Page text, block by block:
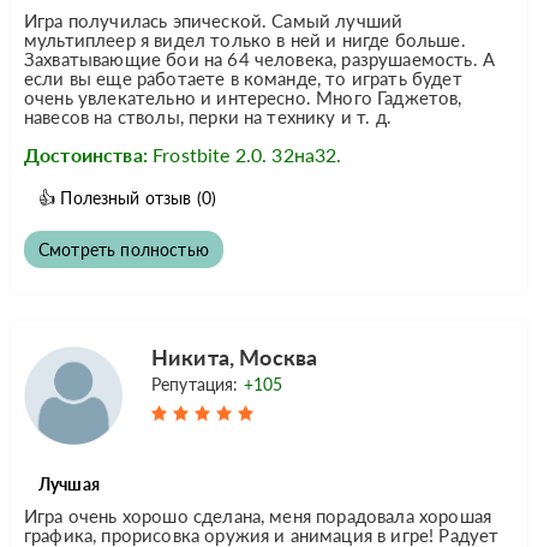
Игра получилась эпической. Самый лучший
мультиплеер я видел только в ней и нигде больше.
Захватывающие бои на 64 человека, разрушаемость. А
если вы еще работаете в команде, то играть будет
очень увлекательно и интересно. Много Гаджетов,
навесов на стволы, перки на технику и т. д.
Достоинства: Frostbite 2.0. 32на32.
👍 Полезный отзыв (0)
Смотреть полностью
Никита, Москва
Репутация: +105
Лучшая
Игра очень хорошо сделана, меня порадовала хорошая
графика, прорисовка оружия и анимация в игре! Радует